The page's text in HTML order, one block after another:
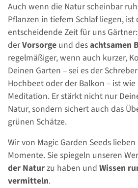
Auch wenn die Natur scheinbar
Pflanzen in tiefem Schlaf liegen, ist
entscheidende Zeit für uns
derVorsorge und desachtsamen
regelmäßiger, wenn auch kurzer,
Deinen Garten – sei es der
Hochbeet oder der Balkon – ist
Meditation. Er stärkt nicht nur
Natur, sondern sichert auch das
grünen Schätze.
Wir von Magic Garden Seeds
Momente. Sie spiegeln unseren
der Naturzu haben und Wissen
vermitteln.